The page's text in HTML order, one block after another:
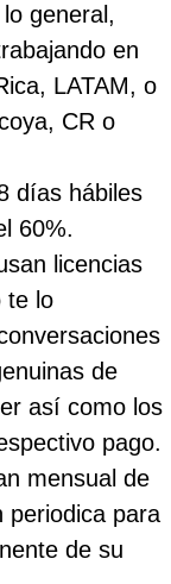
general,
en
LATAM, o
CR o
días hábiles
60%.
licencias
te lo
de
así como los
pago.
mensual de
periodica para
de su